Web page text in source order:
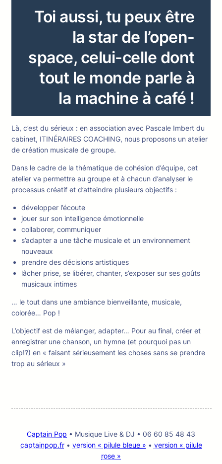
Toi aussi, tu peux être
la star de l’open-
space, celui-celle dont
tout le monde parle à
la machine à café !
Là, c’est du sérieux : en association avec Pascale Imbert du
cabinet, ITINÉRAIRES COACHING, nous proposons un atelier
de création musicale de groupe.
Dans le cadre de la thématique de cohésion d’équipe, cet
atelier va permettre au groupe et à chacun d’analyser le
processus créatif et d’atteindre plusieurs objectifs :
développer l’écoute
jouer sur son intelligence émotionnelle
collaborer, communiquer
s’adapter a une tâche musicale et un environnement
nouveaux
prendre des décisions artistiques
lâcher prise, se libérer, chanter, s’exposer sur ses goûts
musicaux intimes
… le tout dans une ambiance bienveillante, musicale,
colorée… Pop !
L’objectif est de mélanger, adapter… Pour au final, créer et
enregistrer une chanson, un hymne (et pourquoi pas un
clip!?) en « faisant sérieusement les choses sans se prendre
trop au sérieux »
Captain Pop • Musique Live & DJ • 06 60 85 48 43
captainpop.fr• version « pilule bleue » • version « pilule
rose »